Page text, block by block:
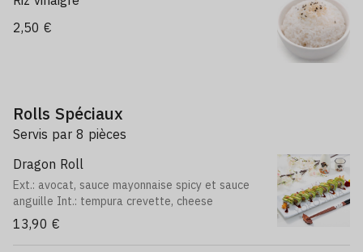
2,50 €
Rolls Spéciaux
Servis par 8 pièces
Dragon Roll
Ext.: avocat, sauce mayonnaise spicy et sauce
anguille Int.: tempura crevette, cheese
13,90 €